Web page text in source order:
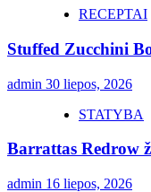
RECEPTAI
Stuffed Zucchini
admin 30 liepos, 2026
STATYBA
Barrattas Redrow
admin 16 liepos, 2026